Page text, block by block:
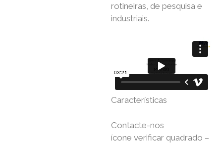
rotineiras, de pesquisa e
industriais.
Características
Contacte-nos
ícone verificar quadrado –